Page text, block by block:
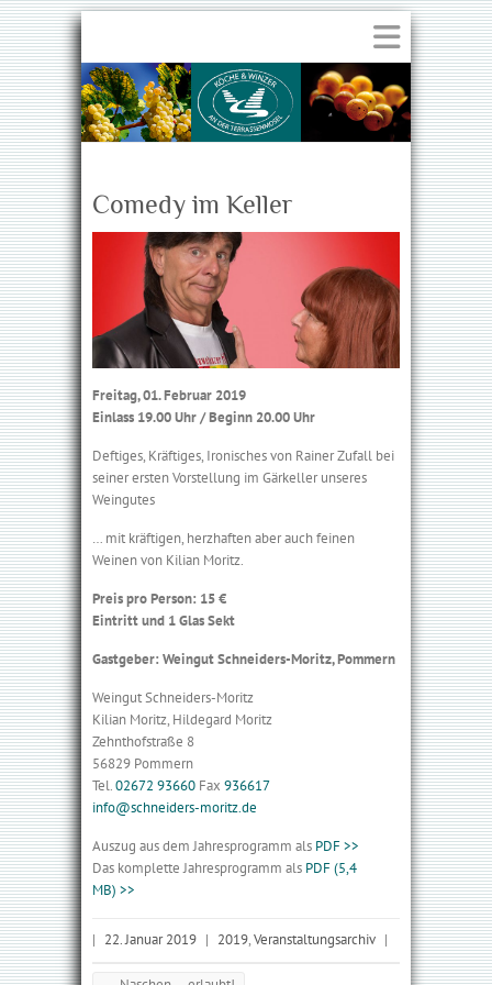
Comedy im Keller
Freitag, 01. Februar 2019
Einlass 19.00 Uhr / Beginn 20.00 Uhr
Deftiges, Kräftiges, Ironisches von Rainer Zufall bei
seiner ersten Vorstellung im Gärkeller unseres
Weingutes
… mit kräftigen, herzhaften aber auch feinen
Weinen von Kilian Moritz.
Preis pro Person: 15 €
Eintritt und 1 Glas Sekt
Gastgeber: Weingut Schneiders-Moritz, Pommern
Weingut Schneiders-Moritz
Kilian Moritz, Hildegard Moritz
Zehnthofstraße 8
56829 Pommern
Tel.02672 93660 Fax 936617
info@schneiders-moritz.de
Auszug aus dem Jahresprogramm als PDF >>
Das komplette Jahresprogramm als PDF (5,4
MB) >>
| 22. Januar 2019 | 2019,Veranstaltungsarchiv |